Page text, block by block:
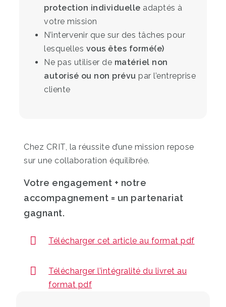
protection individuelle adaptés à
votre mission
N’intervenir que sur des tâches pour
lesquelles vous êtes formé(e)
Ne pas utiliser de matériel non
autorisé ou non prévu par l’entreprise
cliente
Chez CRIT, la réussite d’une mission repose
sur une collaboration équilibrée.
Votre engagement + notre
accompagnement = un partenariat
gagnant.
Télécharger cet article au format pdf
Télécharger l’intégralité du livret au
format pdf